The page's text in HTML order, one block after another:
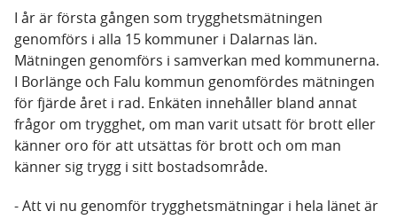
I år är första gången som trygghetsmätningen
genomförs i alla 15 kommuner i Dalarnas län.
Mätningen genomförs i samverkan med kommunerna.
I Borlänge och Falu kommun genomfördes mätningen
för fjärde året i rad. Enkäten innehåller bland annat
frågor om trygghet, om man varit utsatt för brott eller
känner oro för att utsättas för brott och om man
känner sig trygg i sitt bostadsområde.
- Att vi nu genomför trygghetsmätningar i hela länet är